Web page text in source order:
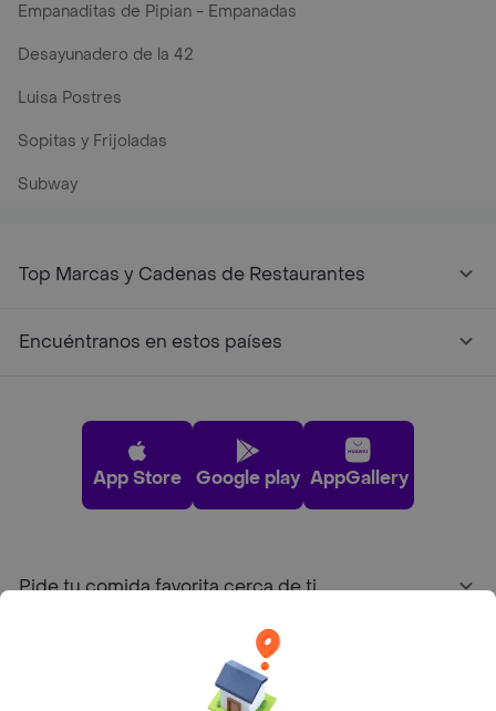
Empanaditas de Pipian - Empanadas
Desayunadero de la 42
Luisa Postres
Sopitas y Frijoladas
Subway
Top Marcas y Cadenas de Restaurantes
Encuéntranos en estos países
App Store Google play AppGallery
Pide tu comida favorita cerca de ti